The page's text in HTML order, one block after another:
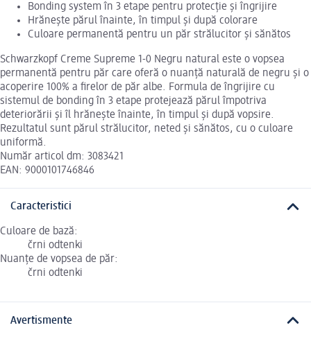
Bonding system în 3 etape pentru protecție și îngrijire
Hrănește părul înainte, în timpul și după colorare
Culoare permanentă pentru un păr strălucitor și sănătos
Schwarzkopf Creme Supreme 1-0 Negru natural este o vopsea
permanentă pentru păr care oferă o nuanță naturală de negru și o
acoperire 100% a firelor de păr albe. Formula de îngrijire cu
sistemul de bonding în 3 etape protejează părul împotriva
deteriorării și îl hrănește înainte, în timpul și după vopsire.
Rezultatul sunt părul strălucitor, neted și sănătos, cu o culoare
uniformă.
Număr articol dm: 3083421
EAN: 9000101746846
Caracteristici
Culoare de bază:
črni odtenki
Nuanțe de vopsea de păr:
črni odtenki
Avertismente